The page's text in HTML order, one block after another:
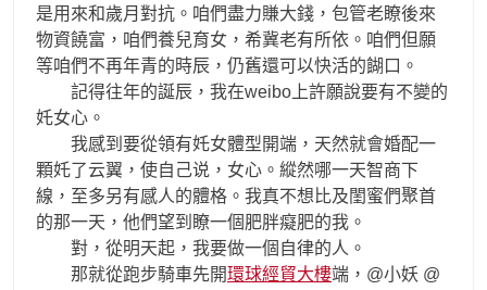
是用來和歲月對抗。咱們盡力賺大錢，包管老瞭後來
物資饒富，咱們養兒育女，希冀老有所依。咱們但願
等咱們不再年青的時辰，仍舊還可以快活的餬口。
記得往年的誕辰，我在weibo上許願說要有不變的
奼女心。
我感到要從領有奼女體型開端，天然就會婚配一
顆奼了云翼，使自己说，女心。縱然哪一天智商下
線，至多另有感人的體格。我真不想比及閨蜜們聚首
的那一天，他們望到瞭一個肥胖癡肥的我。
對，從明天起，我要做一個自律的人。
那就從跑步騎車先開環球經貿大樓端，@小妖 @